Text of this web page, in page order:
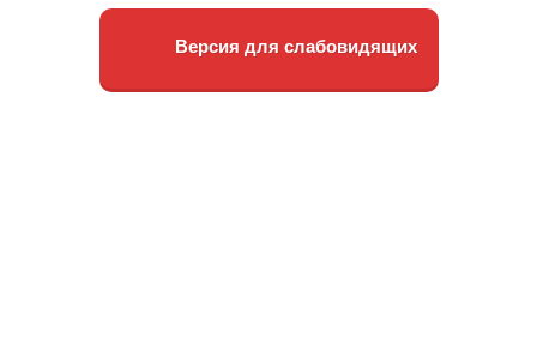
Версия для слабовидящих